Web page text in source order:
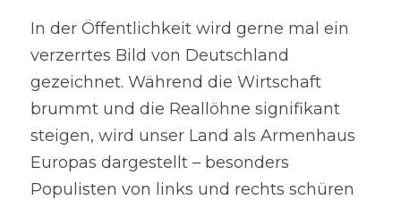
In der Öffentlichkeit wird gerne mal ein
verzerrtes Bild von Deutschland
gezeichnet. Während die Wirtschaft
brummt und die Reallöhne signifikant
steigen, wird unser Land als Armenhaus
Europas dargestellt – besonders
Populisten von links und rechts schüren